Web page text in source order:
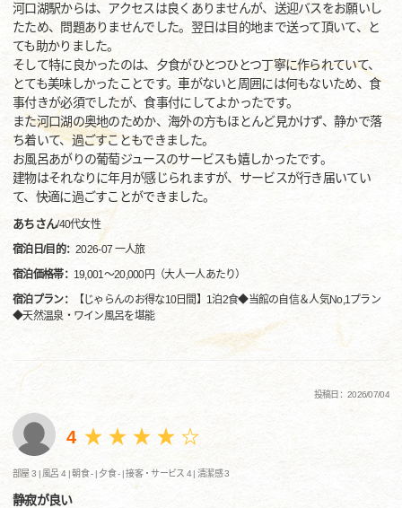
河口湖駅からは、アクセスは良くありませんが、送迎バスをお願いし
たため、問題ありませんでした。翌日は目的地まで送って頂いて、と
ても助かりました。
そして特に良かったのは、夕食がひとつひとつ丁寧に作られていて、
とても美味しかったことです。車がないと周囲には何もないため、食
事付きが必須でしたが、食事付にしてよかったです。
また河口湖の奥地のためか、海外の方もほとんど見かけず、静かで落
ち着いて、過ごすこともできました。
お風呂あがりの葡萄ジュースのサービスも嬉しかったです。
建物はそれなりに年月が感じられますが、サービスが行き届いてい
て、快適に過ごすことができました。
あちさん/40代女性
宿泊日/目的：2026-07 一人旅
宿泊価格帯： 19,001～20,000円（大人一人あたり）
宿泊プラン：
【じゃらんのお得な10日間】1泊2食◆当館の自信＆人気No,1プラン
◆天然温泉・ワイン風呂を堪能
投稿日：2026/07/04
4
部屋 3 | 風呂 4 |朝食 - | 夕食 - |接客・サービス 4 |清潔感 3
静寂が良い